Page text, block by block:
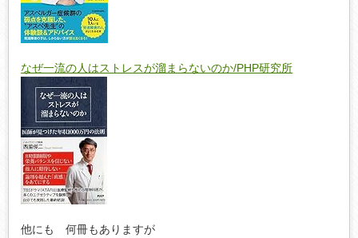
なぜ一流の人はストレスが溜まらないのか/PHP研究所
他にも 何冊もありますが